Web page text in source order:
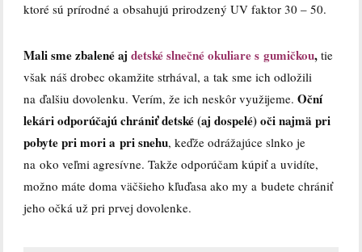
ktoré sú prírodné a obsahujú prirodzený UV faktor 30 – 50.
Mali sme zbalené ajdetské slnečné okuliare s gumičkou, tie
však náš drobec okamžite strhával, a tak sme ich odložili
na ďalšiu dovolenku. Verím, že ich neskôr využijeme.Oční
lekári odporúčajú chrániť detské (aj dospelé) oči najmä pri
pobyte pri mori a pri snehu, keďže odrážajúce slnko je
na oko veľmi agresívne. Takže odporúčam kúpiť a uvidíte,
možno máte doma väčšieho kľuďasa ako my a budete chrániť
jeho očká už pri prvej dovolenke.